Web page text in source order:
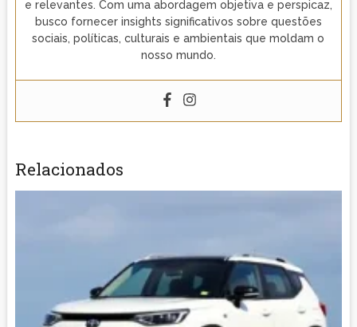
e relevantes. Com uma abordagem objetiva e perspicaz,
busco fornecer insights significativos sobre questões
sociais, políticas, culturais e ambientais que moldam o
nosso mundo.
Relacionados